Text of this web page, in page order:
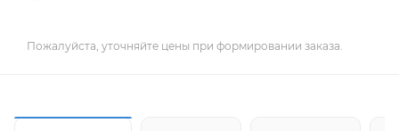
Пожалуйста, уточняйте цены при формировании заказа.